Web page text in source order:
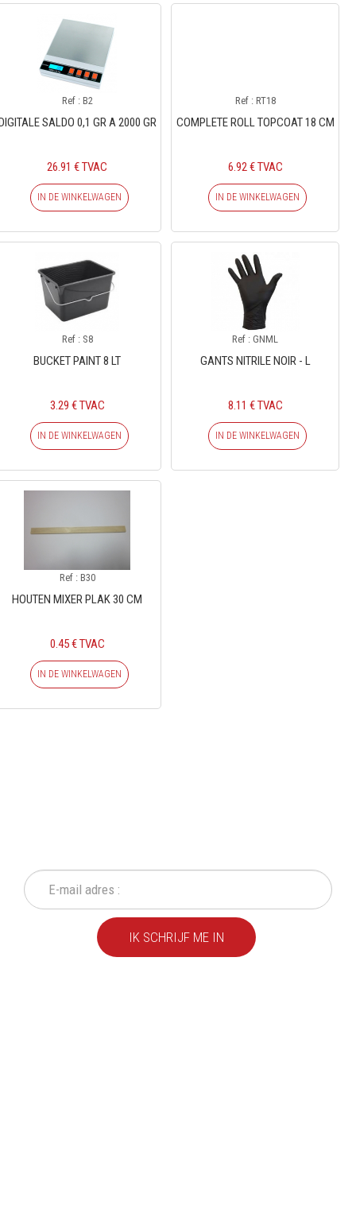
Ref : B2
SALDO 0,1 GR A 2000 GR
26.91 € TVAC
IN DE WINKELWAGEN
Ref : RT18
COMPLETE ROLL TOPCOAT 18 CM
6.92 € TVAC
IN DE WINKELWAGEN
Ref : S8
BUCKET PAINT 8 LT
3.29 € TVAC
IN DE WINKELWAGEN
Ref : GNML
GANTS NITRILE NOIR - L
8.11 € TVAC
IN DE WINKELWAGEN
Ref : B30
HOUTEN MIXER PLAK 30 CM
0.45 € TVAC
IN DE WINKELWAGEN
IK SCHRIJF ME IN